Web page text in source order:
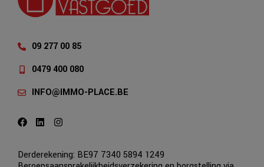
09 277 00 85
0479 400 080
INFO@IMMO-PLACE.BE
Derderekening: BE97 7340 5894 1249